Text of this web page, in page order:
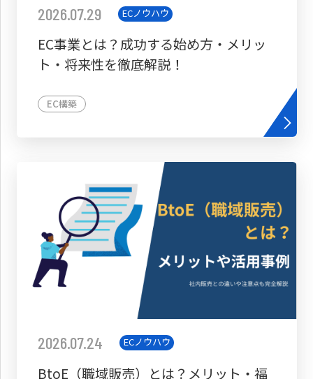
2026.07.29 ECノウハウ
EC事業とは？成功する始め方・メリッ
ト・将来性を徹底解説！
EC構築
2026.07.24 ECノウハウ
BtoE（職域販売）とは？メリット・福